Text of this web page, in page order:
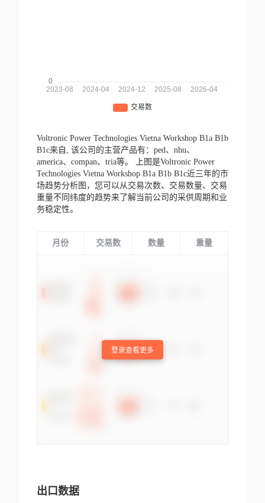
Voltronic Power Technologies Vietna Workshop B1a B1b
B1c来自, 该公司的主营产品有：ped、nhu、
america、compan、tria等。
上图是Voltronic Power
Technologies Vietna Workshop B1a B1b B1c近三年的市
场趋势分析图，您可以从交易次数、交易数量、交易
重量不同纬度的趋势来了解当前公司的采供周期和业
务稳定性。
月份 交易数 数量 重量
登录查看更多
出口数据